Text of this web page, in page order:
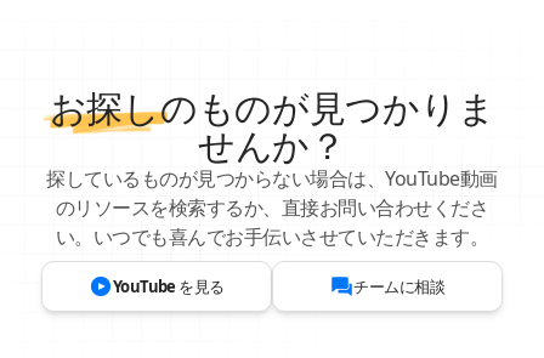
お探しのものが見つかりま
せんか？
探しているものが見つからない場合は、YouTube動画
のリソースを検索するか、直接お問い合わせくださ
い。いつでも喜んでお手伝いさせていただきます。
YouTube を見る チームに相談